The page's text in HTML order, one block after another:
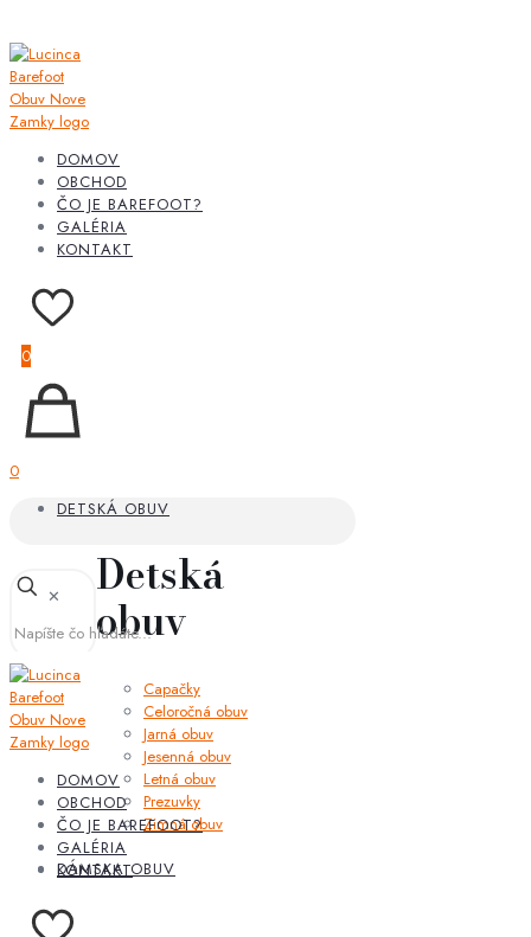
DOMOV
OBCHOD
ČO JE BAREFOOT?
GALÉRIA
KONTAKT
0
0
DETSKÁ OBUV
Detská
obuv
Capačky
Celoročná obuv
Jarná obuv
Jesenná obuv
Letná obuv
Prezuvky
Zimná obuv
DÁMSKA OBUV
✕
DOMOV
OBCHOD
ČO JE BAREFOOT?
GALÉRIA
KONTAKT